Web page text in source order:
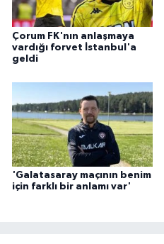
Çorum FK'nın anlaşmaya
vardığı forvet İstanbul'a
geldi
'Galatasaray maçının benim
için farklı bir anlamı var'